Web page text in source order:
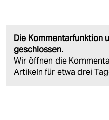
Die Kommentarfunktion
geschlossen.
Wir öffnen die
Artikeln für etwa drei